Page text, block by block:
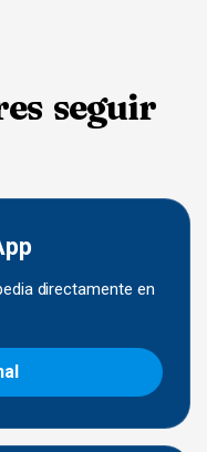
seguir
directamente en